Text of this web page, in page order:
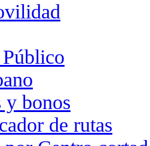
y bonos
de rutas